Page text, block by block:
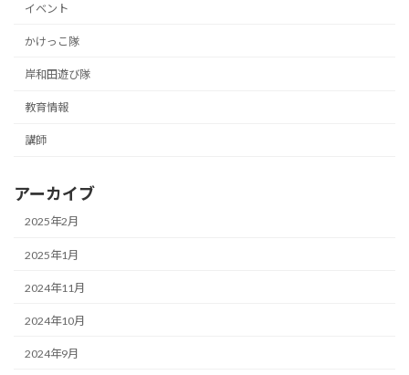
イベント
かけっこ隊
岸和田遊び隊
教育情報
講師
アーカイブ
2025年2月
2025年1月
2024年11月
2024年10月
2024年9月